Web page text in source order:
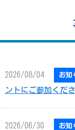
2026/08/04 お知
ントにご参加くださ
2026/06/30 お知